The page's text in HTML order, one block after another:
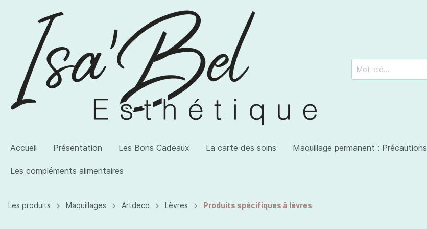
Accueil Présentation Les Bons Cadeaux La carte des soins Maquillage permanent : Précautions
Les compléments alimentaires
Voir la catégorie AWI Artist
Voir la catégorie Les produits
Voir la catégorie Les compléments alimentaires
Les produits Maquillages Artdeco Lèvres Produits spécifiques à lèvres